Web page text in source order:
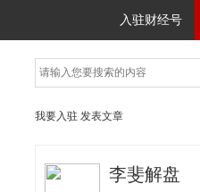
入驻财经号
我要入驻 发表文章
李斐解盘